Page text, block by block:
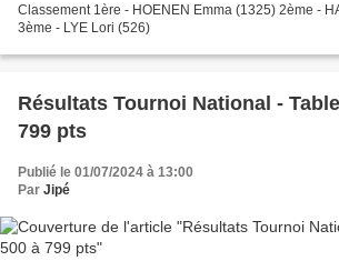
Classement 1ère - HOENEN Emma (1325) 2ème -
3ème - LYE Lori (526)
Résultats Tournoi National -
799 pts
Publié le 01/07/2024 à 13:00
Par Jipé